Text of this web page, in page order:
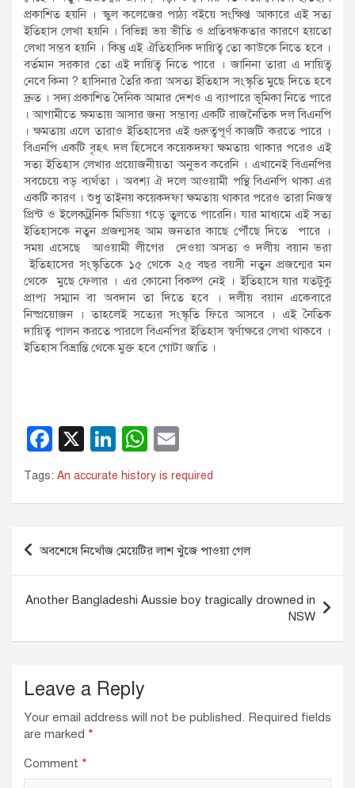
প্রকাশিত হয়নি । স্কুল কলেজের পাঠ্য বইয়ে সংক্ষিপ্ত আকারে এই সত্য
ইতিহাস লেখা হয়নি । বিভিন্ন ভয় ভীতি ও প্রতিবন্ধকতার কারণে হয়তো
লেখা সম্ভব হয়নি । কিন্তু এই ঐতিহাসিক দায়িত্ব তো কাউকে নিতে হবে ।
বর্তমান সরকার তো এই দায়িত্ব নিতে পারে । জানিনা তারা এ দায়িত্ব
নেবে কিনা ? হাসিনার তৈরি করা অসত্য ইতিহাস সংস্কৃতি মুছে দিতে হবে
দ্রুত । সদ্য প্রকাশিত দৈনিক আমার দেশও এ ব্যাপারে ভূমিকা নিতে পারে
। আগামীতে ক্ষমতায় আসার জন্য সম্ভাব্য একটি রাজনৈতিক দল বিএনপি
। ক্ষমতায় এলে তারাও ইতিহাসের এই গুরুত্বপূর্ণ কাজটি করতে পারে ।
বিএনপি একটি বৃহৎ দল হিসেবে কয়েকদফা ক্ষমতায় থাকার পরেও এই
সত্য ইতিহাস লেখার প্রয়োজনীয়তা অনুভব করেনি । এখানেই বিএনপির
সবচেয়ে বড় ব্যর্থতা । অবশ্য ঐ দলে আওয়ামী পন্থি বিএনপি থাকা এর
একটি কারণ । শুধু তাইনয় কয়েকদফা ক্ষমতায় থাকার পরেও তারা নিজস্ব
প্রিন্ট ও ইলেকট্রনিক মিডিয়া গড়ে তুলতে পারেনি। যার মাধ্যমে এই সত্য
ইতিহাসকে নতুন প্রজন্মসহ আম জনতার কাছে পৌঁছে দিতে পারে ।
সময় এসেছে আওয়ামী লীগের দেওয়া অসত্য ও দলীয় বয়ান ভরা
ইতিহাসের স্ংস্কৃতিকে ১৫ থেকে ২৫ বছর বয়সী নতুন প্রজন্মের মন
থেকে মুছে ফেলার । এর কোনো বিকল্প নেই । ইতিহাসে যার যতটুকু
প্রাপ্য সম্মান বা অবদান তা দিতে হবে । দলীয় বয়ান একেবারে
নিষ্প্রয়োজন । তাহলেই সত্যের সংস্কৃতি ফিরে আসবে । এই নৈতিক
দায়িত্ব পালন করতে পারলে বিএনপির ইতিহাস স্বর্ণাক্ষরে লেখা থাকবে ।
ইতিহাস বিভ্রান্তি থেকে মুক্ত হবে গোটা জাতি ।
F
a
c
e
b
o
o
X
Li
n
k
e
dI
n
W
h
at
s
A
p
p
m
ail
Tags: An accurate history is required
Post
navigation
অবশেষে নিখোঁজ মেয়েটির লাশ খুঁজে পাওয়া গেল
Another Bangladeshi Aussie boy tragically drowned in
NSW
Leave a Reply
Your email address will not be published. Required fields
are marked *
Comment *